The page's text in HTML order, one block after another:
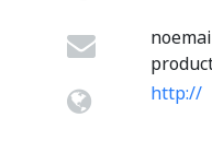
http://